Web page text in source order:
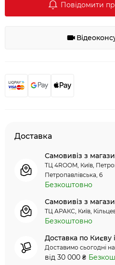
Повідомити
Доставка
Самовивіз з
ТЦ 4ROOM, Київ,
Петропавлівська, 6
Безкоштовно
Самовивіз з
ТЦ АРАКС, Київ,
Безкоштовно
Доставка по Києву
Доставимо сьогодні
від 30 000 ₴